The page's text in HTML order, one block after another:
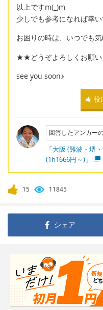
以上ですm(_)m
少しでも参考になれば幸
お困りの時は、いつでも
★★どうぞよろしくお願
see you soon♪
役
回答したアンカー
「大阪 (難波・堺
(1h1666円～)」
15 11845
シェア